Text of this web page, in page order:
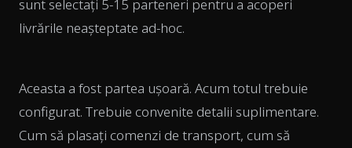
sunt selectați 5-15 parteneri pentru a acoperi
livrările neașteptate ad-hoc.
Aceasta a fost partea ușoară. Acum totul trebuie
configurat. Trebuie convenite detalii suplimentare.
Cum să plasați comenzi de transport, cum să